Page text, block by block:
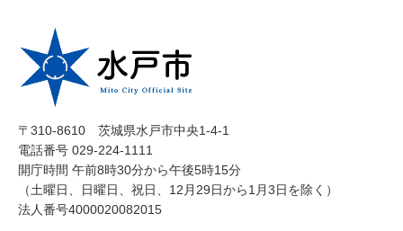
〒310-8610 茨城県水戸市中央1-4-1
電話番号 029-224-1111
開庁時間 午前8時30分から午後5時15分
（土曜日、日曜日、祝日、12月29日から1月3日を除く）
法人番号4000020082015